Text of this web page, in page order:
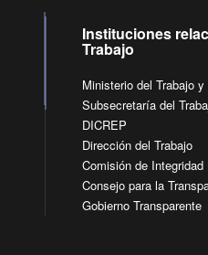
Instituciones
Trabajo
Ministerio del Trabajo
Subsecretaría del
DICREP
Dirección del Trabajo
Comisión de
Consejo para la
Gobierno Transparente